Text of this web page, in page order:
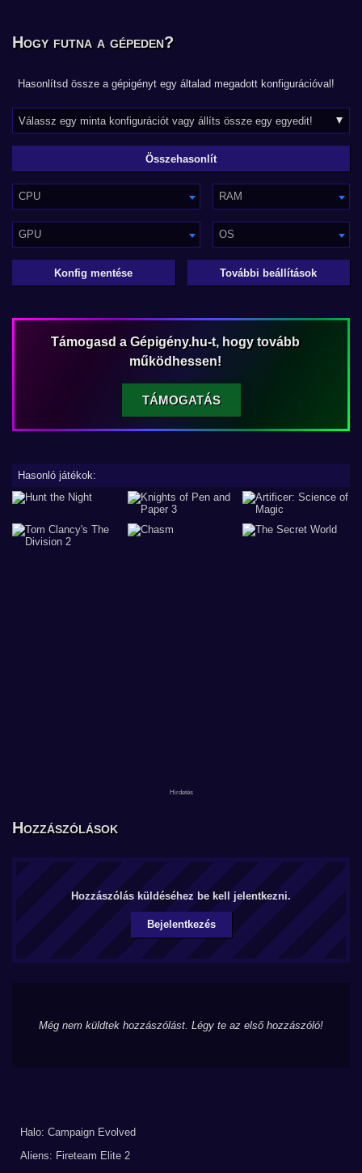
Hogy futna a gépeden?
Hasonlítsd össze a gépigényt egy általad megadott konfigurációval!
CPU RAM
GPU OS
Konfig mentése További beállítások
Támogasd a Gépigény.hu-t, hogy tovább
működhessen!
TÁMOGATÁS
Hasonló játékok:
Hozzászólások
Hozzászólás küldéséhez be kell jelentkezni.
Bejelentkezés
Még nem küldtek hozzászólást. Légy te az első hozzászóló!
Halo: Campaign Evolved
Aliens: Fireteam Elite 2